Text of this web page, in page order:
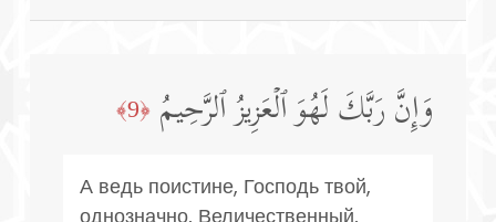
وَإِنَّ رَبَّكَ لَهُوَ ٱلۡعَزِیزُ ٱلرَّحِیمُ ﴿9﴾
А ведь поистине, Господь твой,
однозначно, Величественный,